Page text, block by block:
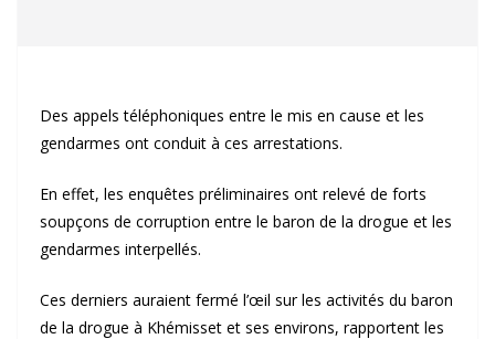
Des appels téléphoniques entre le mis en cause et les
gendarmes ont conduit à ces arrestations.
En effet, les enquêtes préliminaires ont relevé de forts
soupçons de corruption entre le baron de la drogue et les
gendarmes interpellés.
Ces derniers auraient fermé l’œil sur les activités du baron
de la drogue à Khémisset et ses environs, rapportent les